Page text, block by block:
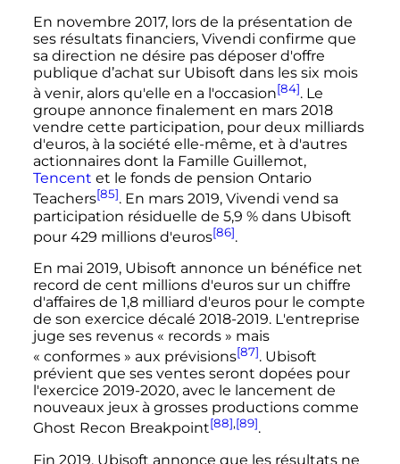
En novembre 2017, lors de la présentation de
ses résultats financiers, Vivendi confirme que
sa direction ne désire pas déposer d'offre
publique d’achat sur Ubisoft dans les six mois
à venir, alors qu'elle en a l'occasion[84]. Le
groupe annonce finalement en mars 2018
vendre cette participation, pour deux milliards
d'euros, à la société elle-même, et à d'autres
actionnaires dont la Famille Guillemot,
Tencent et le fonds de pension Ontario
Teachers[85]. En mars 2019, Vivendi vend sa
participation résiduelle de 5,9 % dans Ubisoft
pour 429 millionsd'euros[86].
En mai 2019, Ubisoft annonce un bénéfice net
record de cent millions d'euros sur un chiffre
d'affaires de 1,8 milliard d'euros pour le compte
de son exercice décalé 2018-2019. L'entreprise
juge ses revenus « records » mais
« conformes » aux prévisions[87]. Ubisoft
prévient que ses ventes seront dopées pour
l'exercice 2019-2020, avec le lancement de
nouveaux jeux à grosses productions comme
Ghost Recon Breakpoint[88],[89].
Fin 2019, Ubisoft annonce que les résultats ne